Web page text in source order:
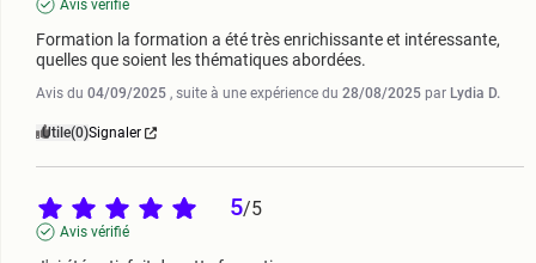
Avis vérifié
Formation la formation a été très enrichissante et intéressante,
quelles que soient les thématiques abordées.
Avis du 04/09/2025 , suite à une expérience du 28/08/2025 par Lydia D.
Utile(0)Signaler
5/5
Avis vérifié